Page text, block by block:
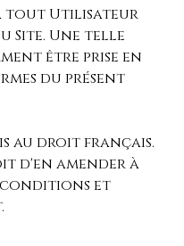
tout Utilisateur
Site. Une telle
être prise en
du présent
au droit français.
d'en amender à
conditions et